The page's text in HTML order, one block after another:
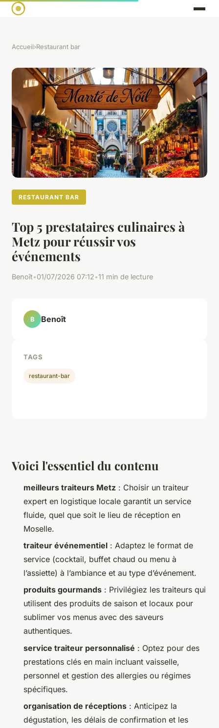
Accueil›Restaurant bar
RESTAURANT BAR
Top 5 prestataires culinaires à
Metz pour réussir vos
événements
Benoît•01/07/2026 07:12•11 min de lecture
Voici l'essentiel du contenu
meilleurs traiteurs Metz : Choisir un traiteur
expert en logistique locale garantit un service
fluide, quel que soit le lieu de réception en
Moselle.
traiteur événementiel : Adaptez le format de
service (cocktail, buffet chaud ou menu à
l’assiette) à l’ambiance et au type d’événement.
produits gourmands : Privilégiez les traiteurs qui
utilisent des produits de saison et locaux pour
sublimer vos menus avec des saveurs
authentiques.
service traiteur personnalisé : Optez pour des
prestations clés en main incluant vaisselle,
personnel et gestion des allergies ou régimes
spécifiques.
organisation de réceptions : Anticipez la
dégustation, les délais de confirmation et les
B Benoît
TAGS
restaurant-bar